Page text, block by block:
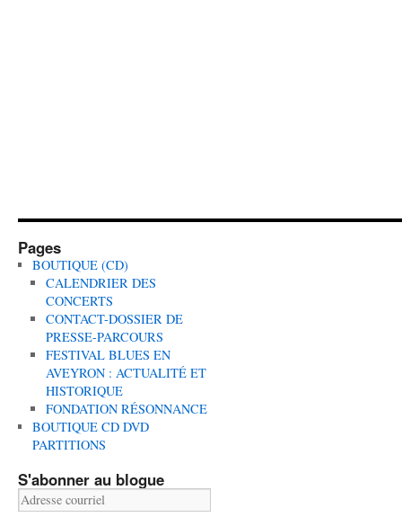
Pages
BOUTIQUE (CD)
CALENDRIER DES
CONCERTS
CONTACT-DOSSIER DE
PRESSE-PARCOURS
FESTIVAL BLUES EN
AVEYRON : ACTUALITÉ ET
HISTORIQUE
FONDATION RÉSONNANCE
BOUTIQUE CD DVD
PARTITIONS
S'abonner au blogue
Adresse
courriel